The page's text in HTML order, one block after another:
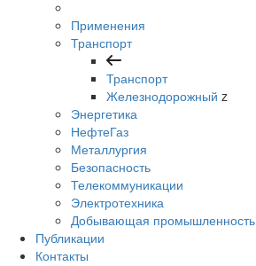
Применения
Транспорт
Транспорт
Железнодорожный z
Энергетика
НефтеГаз
Металлургия
Безопасность
Телекоммуникации
Электротехника
Добывающая промышленность
Публикации
Контакты